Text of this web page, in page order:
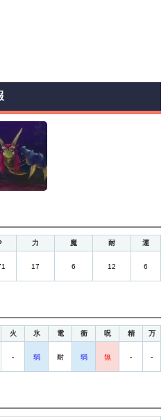
力 魔 耐 運
17 6 12 6
火 氷 電 衝 呪 精 万
- 弱 耐 弱 無 - -